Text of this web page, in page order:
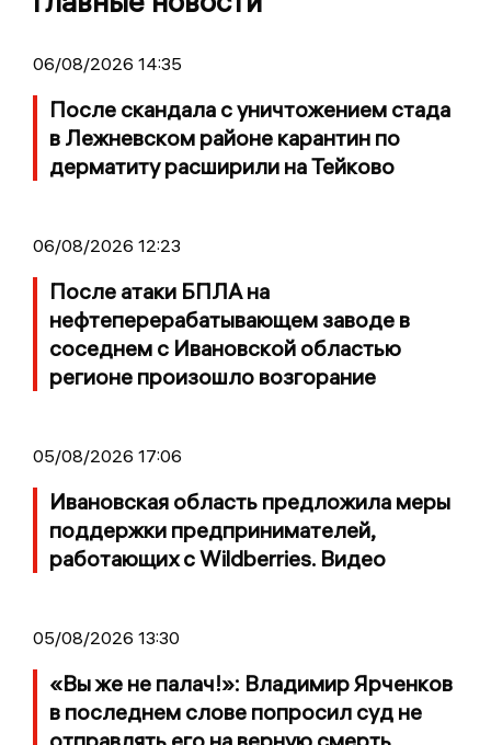
06/08/2026 14:35
После скандала с уничтожением стада
в Лежневском районе карантин по
дерматиту расширили на Тейково
06/08/2026 12:23
После атаки БПЛА на
нефтеперерабатывающем заводе в
соседнем с Ивановской областью
регионе произошло возгорание
05/08/2026 17:06
Ивановская область предложила меры
поддержки предпринимателей,
работающих с Wildberries. Видео
05/08/2026 13:30
«Вы же не палач!»: Владимир Ярченков
в последнем слове попросил суд не